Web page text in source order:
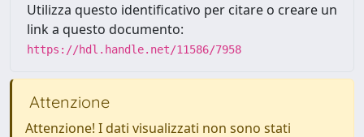
Utilizza questo identificativo per citare o creare un
link a questo documento:
https://hdl.handle.net/11586/7958
Attenzione
Attenzione! I dati visualizzati non sono stati